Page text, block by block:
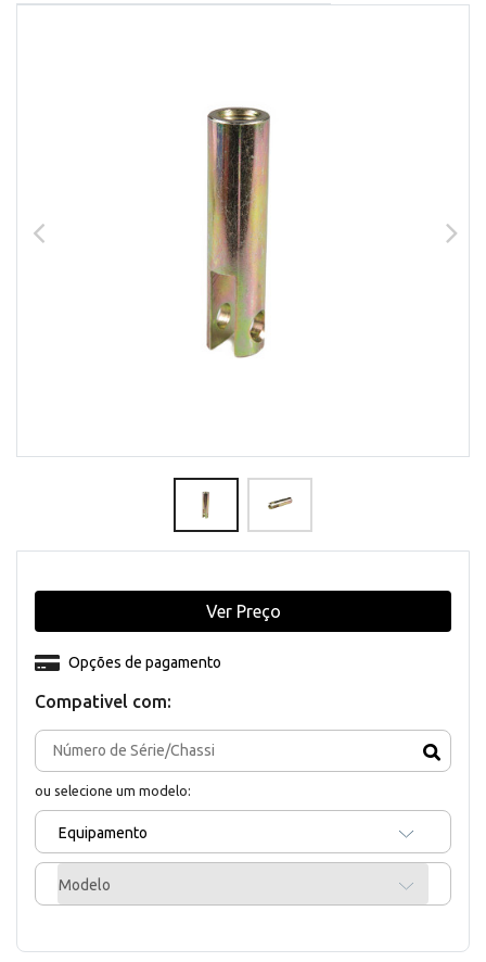
Compativel com:
ou selecione um modelo:
Equipamento
Modelo
Opções de pagamento
Ver Preço